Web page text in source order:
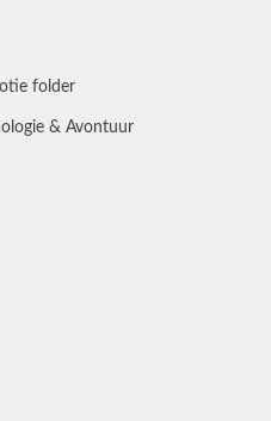
folder
& Avontuur